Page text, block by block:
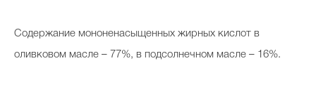
Содержание мононенасыщенных жирных кислот в
оливковом масле – 77%, в подсолнечном масле – 16%.